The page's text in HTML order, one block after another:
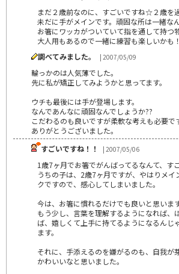
まだ２歳前なのに、すごいですね☆２歳を
未だに手がメインです。頑固な所は一緒
お箸にワッカがついていて指を通して持つ
大人用もあるので一緒に練習も楽しいかも！
調べてみました。
| 2007/05/09
輪っかのは人気薄でした。
先に私が矯正してみようかと思ってます。
ウチも最後には手が登場します。
なんであんなに頑固なんでしょうか??
こだわるのも良いですが柔軟な考えも必要で
ありがとうございました。
すごいですね！！
| 2007/05/06
1歳7ヶ月でお箸でがんばってるなんて、す
うちの子は、2歳7ヶ月ですが、やはりメイ
クですので、感心してしまいました。
今は、お箸に慣れるだけでも良いと思います
もう少し、言葉を理解するようになれば、
ば、嬉しくて上手に持てるようになるんじ
ます。
それに、手添えるのを嫌がるのも、自我が
かわいいなと思いました。